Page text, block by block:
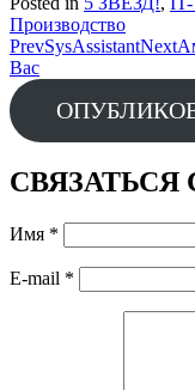
Производство
Post
navigation
PrevSysAssistantNext
Вас
Имя *
E-mail *